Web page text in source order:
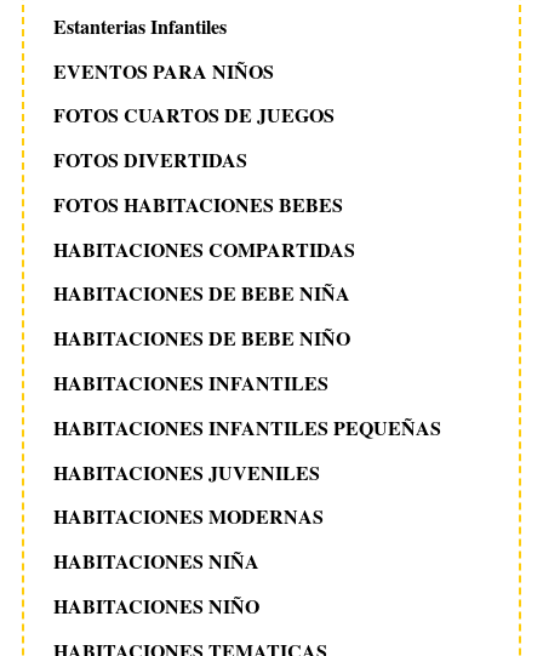
Estanterias Infantiles
EVENTOS PARA NIÑOS
FOTOS CUARTOS DE JUEGOS
FOTOS DIVERTIDAS
FOTOS HABITACIONES BEBES
HABITACIONES COMPARTIDAS
HABITACIONES DE BEBE NIÑA
HABITACIONES DE BEBE NIÑO
HABITACIONES INFANTILES
HABITACIONES INFANTILES PEQUEÑAS
HABITACIONES JUVENILES
HABITACIONES MODERNAS
HABITACIONES NIÑA
HABITACIONES NIÑO
HABITACIONES TEMATICAS